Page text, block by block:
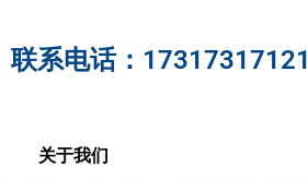
联系电话：17317317121
关于我们